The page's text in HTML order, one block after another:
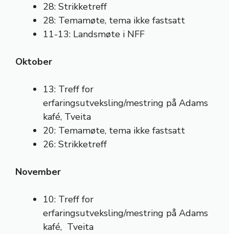
28: Strikketreff
28: Temamøte, tema ikke fastsatt
11-13: Landsmøte i NFF
Oktober
13: Treff for
erfaringsutveksling/mestring på Adams
kafé, Tveita
20: Temamøte, tema ikke fastsatt
26: Strikketreff
November
10: Treff for
erfaringsutveksling/mestring på Adams
kafé, Tveita